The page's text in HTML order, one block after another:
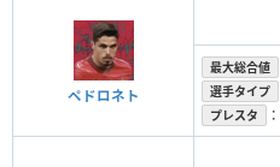
ペドロネト
最大総合値
選手タイプ
プレスタ ：